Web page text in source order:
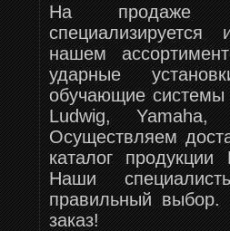
На продаже
специализируется
нашем
ударные
обучающие системы
Ludwig, Yamaha,
Осуществляем
каталог
Наши
правильный
заказ!